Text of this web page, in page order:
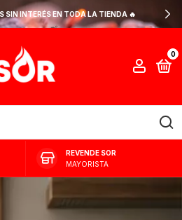
EN TODA LA TIENDA 🔥
0
REVENDE SOR
MAYORISTA